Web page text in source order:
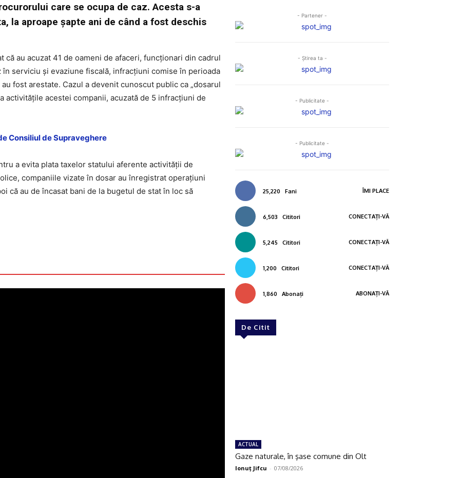
care se ocupa de caz. Acesta s-a
la aproape șapte ani de când a fost deschis
că au acuzat 41 de oameni de afaceri, funcționari din cadrul
serviciu și evaziune fiscală, infracțiuni comise în perioada
fost arestate. Cazul a devenit cunoscut public ca „dosarul
activitățile acestei companii, acuzată de 5 infracțiuni de
Consiliul de Supraveghere
a evita plata taxelor statului aferente activității de
companiile vizate în dosar au înregistrat operațiuni
că au de încasat bani de la bugetul de stat în loc să
- Partener -
- Ştirea ta -
- Publicitate -
- Publicitate -
25,220 Fani ÎMI PLACE
6,503 Cititori CONECTAȚI-VĂ
5,245 Cititori CONECTAȚI-VĂ
1,200 Cititori CONECTAȚI-VĂ
1,860 Abonați ABONAȚI-VĂ
De Citit
ACTUAL
Gaze naturale, în şase comune din Olt
Ionuţ Jifcu - 07/08/2026